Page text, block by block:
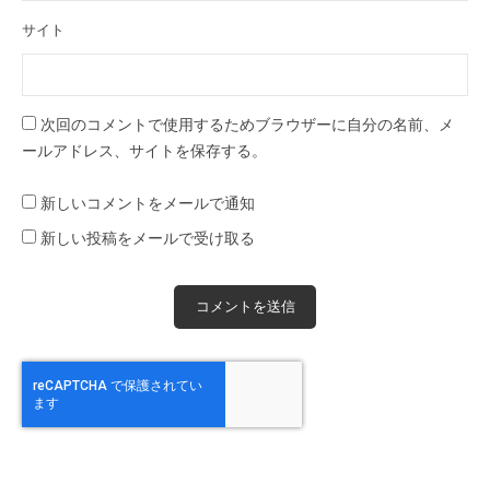
サイト
次回のコメントで使用するためブラウザーに自分の名前、メ
ールアドレス、サイトを保存する。
新しいコメントをメールで通知
新しい投稿をメールで受け取る